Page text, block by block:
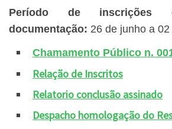
Período de
documentação: 26 de junho a
Chamamento Público n.
Relação de Inscritos
Relatorio conclusão assinado
Despacho homologação do